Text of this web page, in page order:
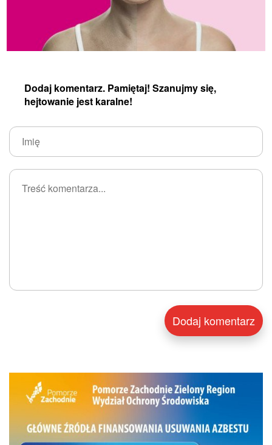
Dodaj komentarz. Pamiętaj! Szanujmy się,
hejtowanie jest karalne!